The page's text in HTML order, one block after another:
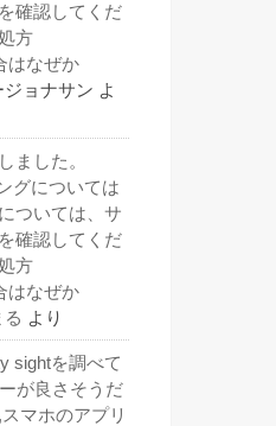
確認してくだ
方
はなぜか
ジョナサン よ
ました。
グについては
ついては、サ
確認してくだ
方
はなぜか
る より
sightを調べて
が良さそうだ
マホのアプリ